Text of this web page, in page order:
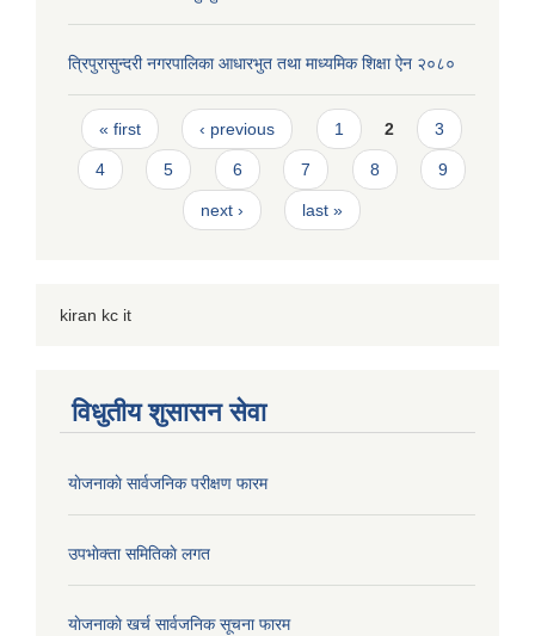
त्रिपुरासुन्दरी नगरपालिका आधारभुत तथा माध्यमिक शिक्षा ऐन २०८०
Pages
« first ‹ previous 1 2 3
4 5 6 7 8 9
next › last »
kiran kc it
विधुतीय शुसासन सेवा
याेजनाकाे सार्वजनिक परीक्षण फारम
उपभाेक्ता समितिकाे लगत
याेजनाकाे खर्च सार्वजनिक सूचना फारम